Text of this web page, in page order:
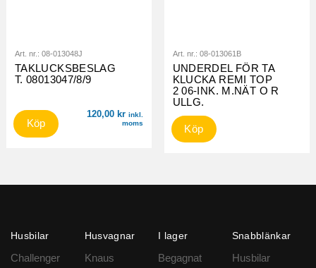
Art. nr.: 08-013048J
TAKLUCKSBESLAG
T. 08013047/8/9
120,00 kr inkl.
moms
Köp
Art. nr.: 08-013061B
UNDERDEL FÖR TA
KLUCKA REMI TOP
2 06-INK. M.NÄT O R
ULLG.
Köp
Husbilar
Challenger
Husvagnar
Knaus
I lager
Begagnat
Snabblänkar
Husbilar